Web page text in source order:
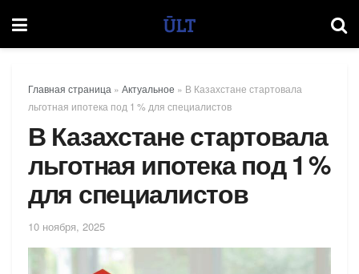
Главная страница » Актуальное » В Казахстане стартовала
льготная ипотека под 1 % для специалистов
В Казахстане стартовала
льготная ипотека под 1 %
для специалистов
10 ноября, 2025